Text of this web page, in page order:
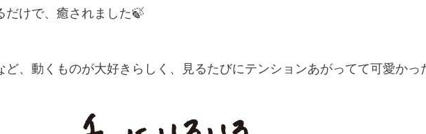
だけで、癒されました🍃
ど、動くものが大好きらしく、見るたびにテンションあがってて可愛か